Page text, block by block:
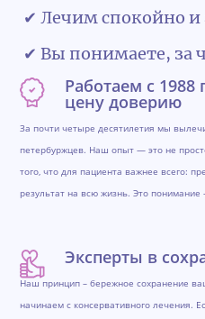
✔ Лечим спокойно и
✔ Вы понимаете, за
Работаем с
цену доверию
За почти четыре десятилетия мы
петербуржцев. Наш опыт — это не
того, что для пациента важнее всего:
результат на всю жизнь. Это
Эксперты в
Наш принцип – бережное сохранение
начинаем с консервативного лечения.